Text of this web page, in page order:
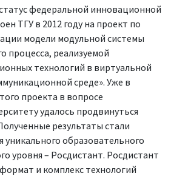
федеральной инновационной
ТГУ в 2012 году на проект по
модели модульной системы
процесса, реализуемой
технологий в виртуальной
среде». Уже в
проекта в вопросе
удалось продвинуться
результаты стали
уникального образовательного
уровня – Росдистант. Росдистант
и комплекс технологий